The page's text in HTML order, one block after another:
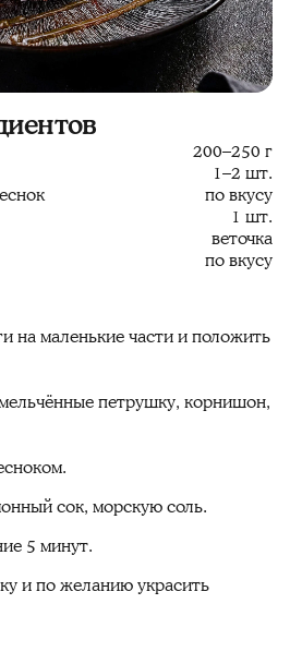
200–250 г
1–2 шт.
по вкусу
1 шт.
веточка
по вкусу
на маленькие части и положить
петрушку, корнишон,
сок, морскую соль.
5 минут.
и по желанию украсить